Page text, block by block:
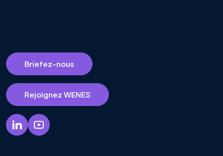
Briefez-nous
Rejoignez WENES